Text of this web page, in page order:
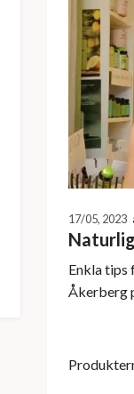
17/05, 2023
Enkla tips
Åkerberg